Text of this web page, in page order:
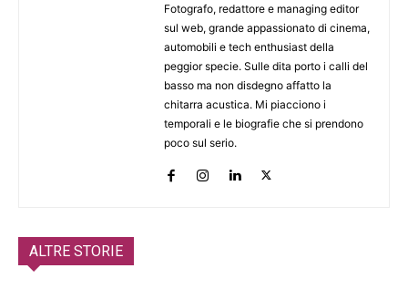
Fotografo, redattore e managing editor
sul web, grande appassionato di cinema,
automobili e tech enthusiast della
peggior specie. Sulle dita porto i calli del
basso ma non disdegno affatto la
chitarra acustica. Mi piacciono i
temporali e le biografie che si prendono
poco sul serio.
ALTRE STORIE